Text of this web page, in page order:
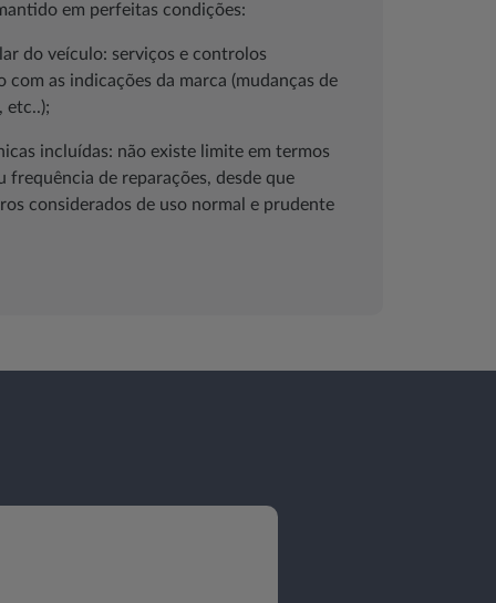
em perfeitas condições:
do veículo: serviços e controlos
com as indicações da marca (mudanças de
etc..);
incluídas: não existe limite em termos
frequência de reparações, desde que
considerados de uso normal e prudente